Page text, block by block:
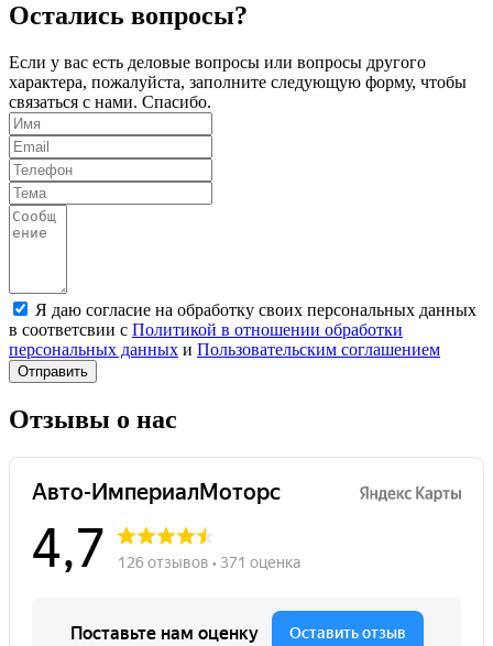
Остались вопросы?
Если у вас есть деловые вопросы или вопросы другого
характера, пожалуйста, заполните следующую форму, чтобы
связаться с нами. Спасибо.
Я даю согласие на обработку своих персональных данных
в соответсвии с Политикой в отношении обработки
персональных данных и Пользовательским соглашением
Отправить
Отзывы о нас